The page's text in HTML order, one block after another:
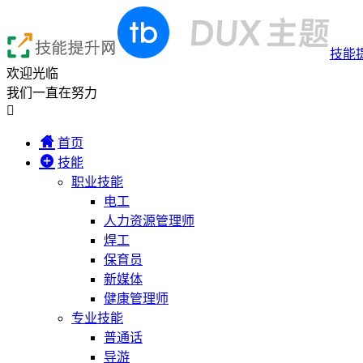
技能
欢迎光临
我们一直在努力

首页
技能
职业技能
电工
人力资源管理师
焊工
保育员
新媒体
健康管理师
专业技能
普通话
导游